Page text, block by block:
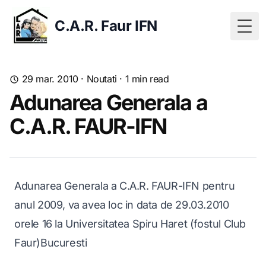
C.A.R. Faur IFN
29 mar. 2010· Noutati · 1 min read
Adunarea Generala a
C.A.R. FAUR-IFN
Adunarea Generala a C.A.R. FAUR-IFN pentru
anul 2009, va avea loc in data de 29.03.2010
orele 16 la Universitatea Spiru Haret (fostul Club
Faur)Bucuresti